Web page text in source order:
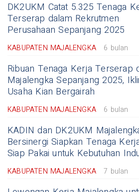
DK2UKM Catat 5.325 Tenaga
Terserap dalam Rekrutmen
Perusahaan Sepanjang 2025
KABUPATEN MAJALENGKA 6 bulan
Ribuan Tenaga Kerja Terserap
Majalengka Sepanjang 2025,
Usaha Kian Bergairah
KABUPATEN MAJALENGKA 6 bulan
KADIN dan DK2UKM
Bersinergi Siapkan Tenaga
Siap Pakai untuk Kebutuhan
KABUPATEN MAJALENGKA 7 bulan